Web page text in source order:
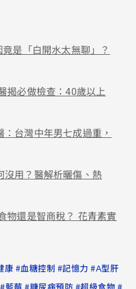
是「白開水太無聊」？
揭必做檢查：40歲以上
台灣中年男七成過重，
沒用？醫解析曬傷、熱
物還是智商稅？ 花青素實
康 #血糖控制 #記憶力 #A型肝